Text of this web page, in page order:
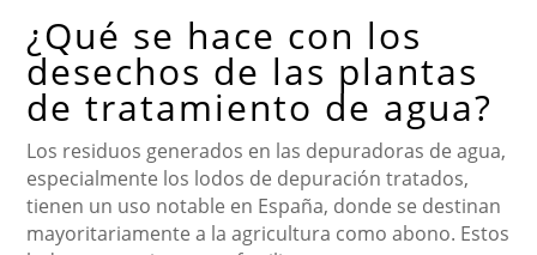
¿Qué se hace con los
desechos de las plantas
de tratamiento de agua?
Los residuos generados en las depuradoras de agua,
especialmente los lodos de depuración tratados,
tienen un uso notable en España, donde se destinan
mayoritariamente a la agricultura como abono. Estos